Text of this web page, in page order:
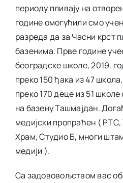
периоду пливају на
године омогућили смо
разреда да за Часни крст
базенима. Прве године
београдске школе, 2019.
преко 150 ђака из 47
преко 170 деце из 51
на базену Ташмајдан.
медијски пропраћен (
Храм, Студио Б, многи
медији ).
Са задововољством вас